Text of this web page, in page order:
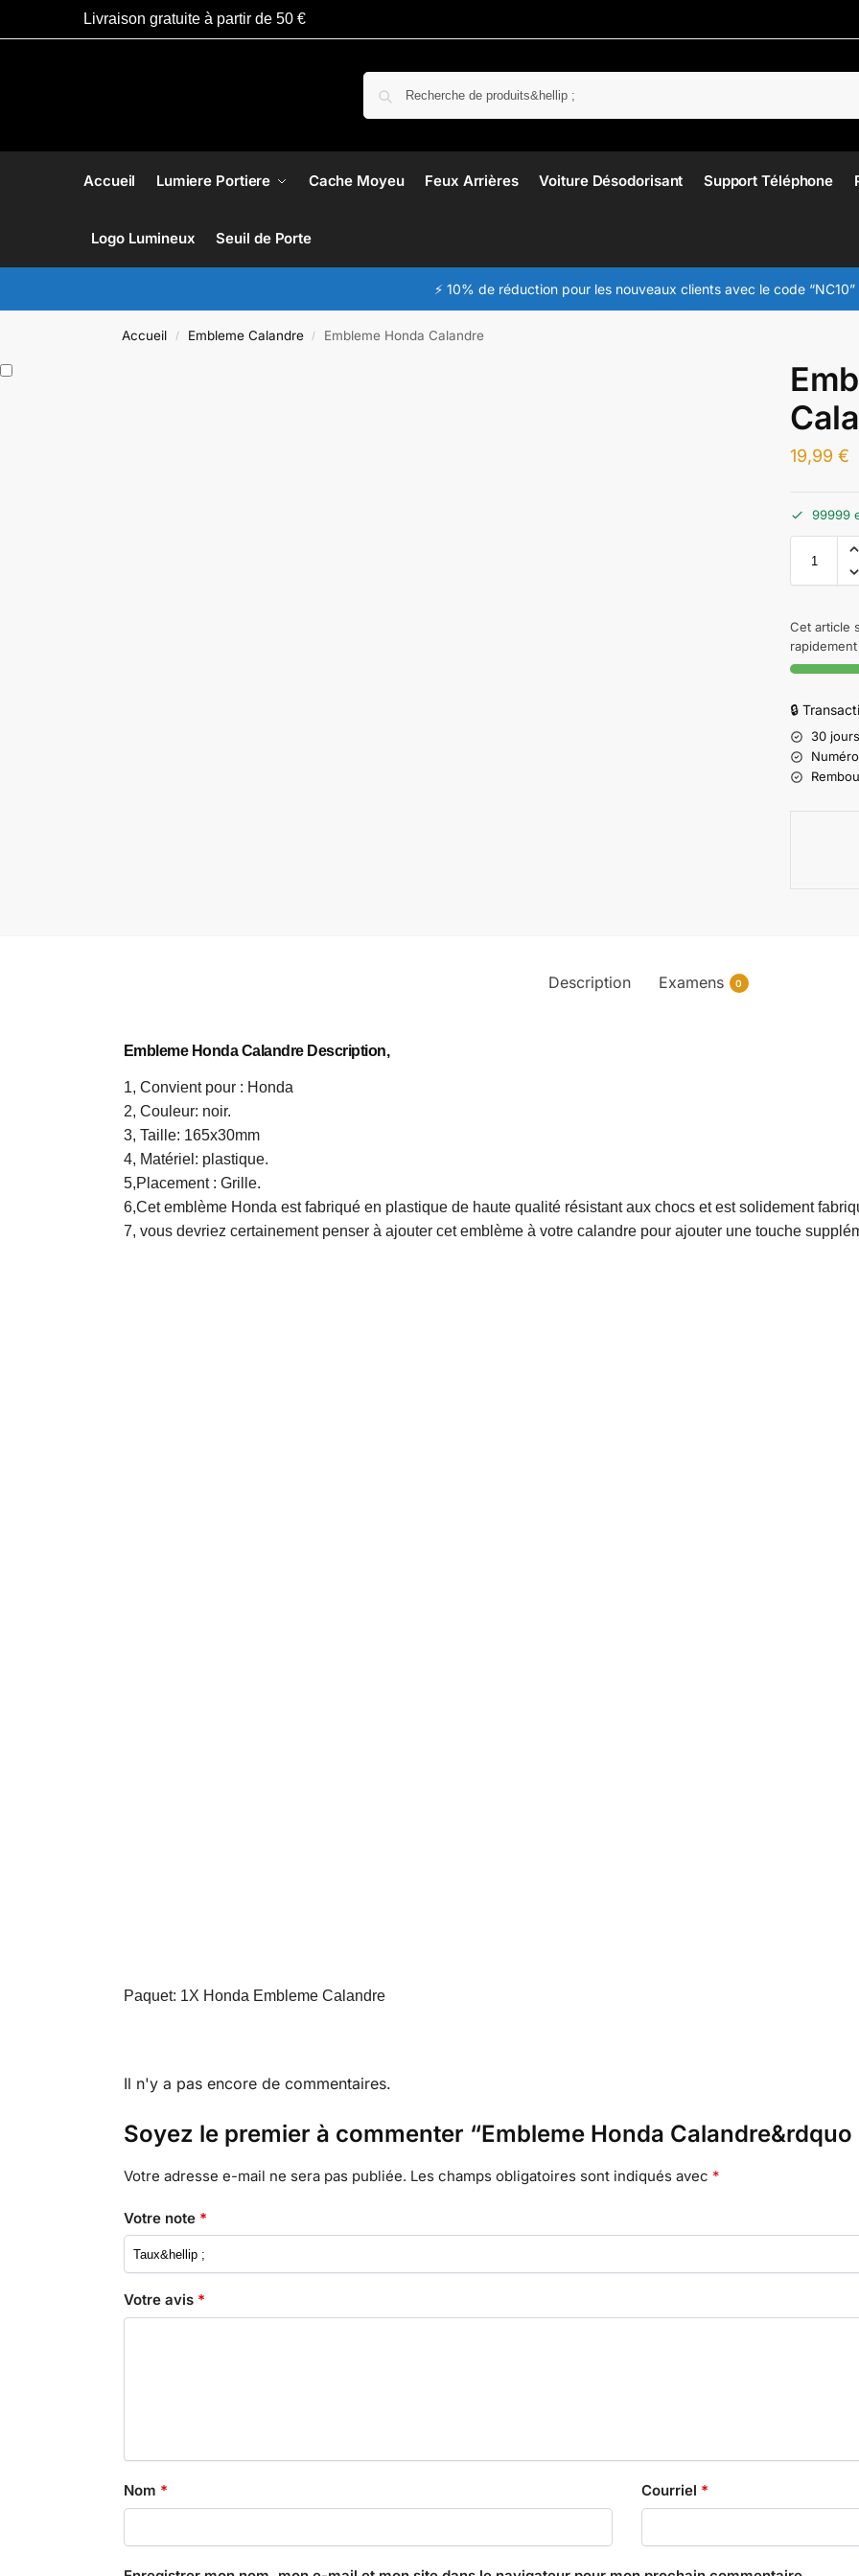
Livraison gratuite à partir de 50 €
Accueil Lumiere Portiere Cache Moyeu Feux Arrières Voiture Désodorisant Support Téléphone
Logo Lumineux Seuil de Porte
⚡ 10% de réduction pour les nouveaux clients avec le code “NC10”
Accueil / Embleme Calandre​ / Embleme Honda Calandre
19,99€
99999
Cet article
🔒
30
Description Examens 0
Embleme Honda Calandre​ Description,
1, Convient pour : Honda
2, Couleur: noir.
3, Taille: 165x30mm
4, Matériel: plastique.
5,Placement : Grille.
6,Cet emblème Honda est fabriqué en plastique de haute qualité résistant aux chocs et est solidement
7, vous devriez certainement penser à ajouter cet emblème à votre calandre pour ajouter une touche
Paquet: 1X Honda Embleme Calandre​
Il n'y a pas encore de commentaires.
Soyez le premier à commenter “Embleme Honda Calandre&rdquo
Votre adresse e-mail ne sera pas publiée. Les champs obligatoires sont indiqués avec *
Votre note *
Votre avis *
Nom * Courriel *